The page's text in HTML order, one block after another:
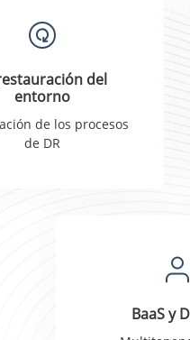
del
entorno
de los procesos
de DR
BaaS y